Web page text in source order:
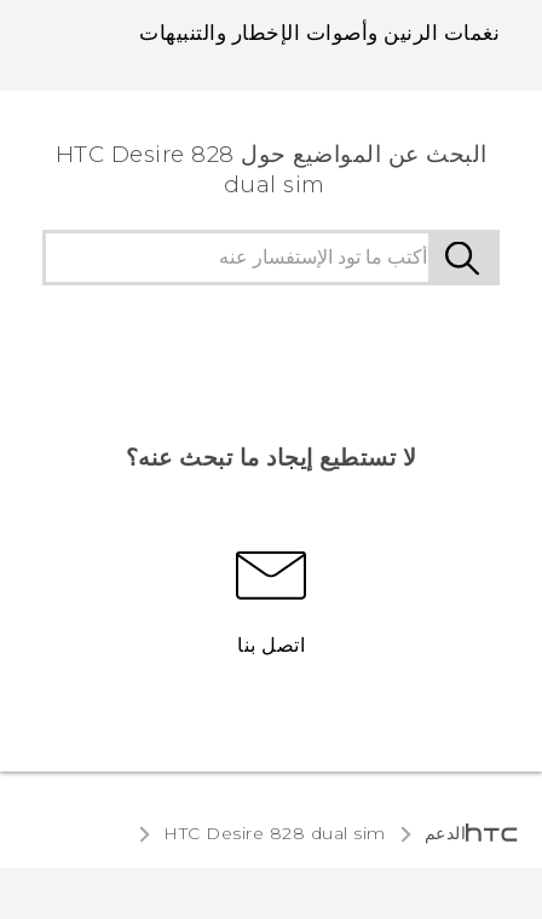
نغمات الرنين وأصوات الإخطار والتنبيهات
البحث عن المواضيع حول HTC Desire 828
dual sim
لا تستطيع إيجاد ما تبحث عنه؟
اتصل بنا
الدعم HTC Desire 828 dual sim‎